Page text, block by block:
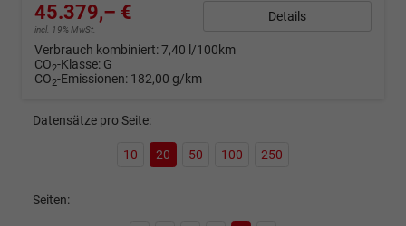
45.379,– €
incl. 19% MwSt.
Details
Verbrauch kombiniert:7,40 l/100km
CO2-Klasse: G
CO2-Emissionen: 182,00 g/km
Datensätze pro Seite:
10 20 50 100 250
Seiten: